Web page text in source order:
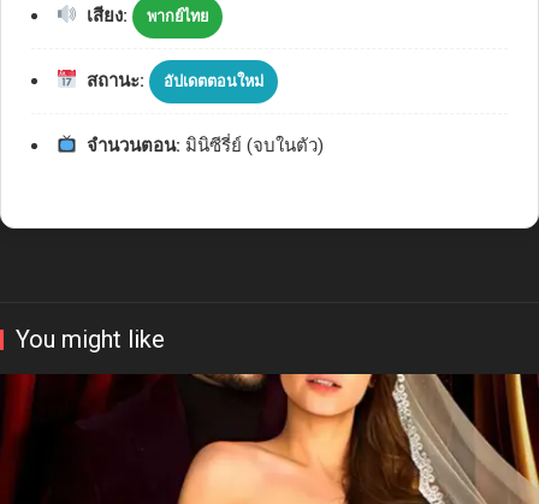
เสียง: พากย์ไทย
สถานะ: อัปเดตตอนใหม่
จำนวนตอน: มินิซีรี่ย์ (จบในตัว)
You might like